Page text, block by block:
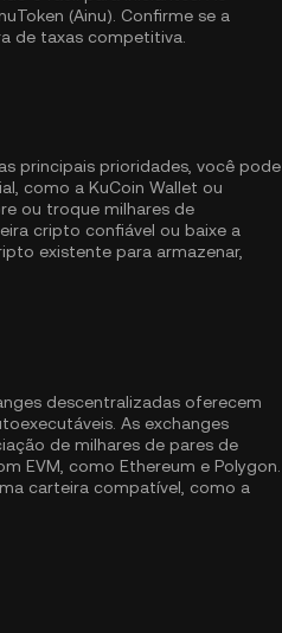
(Ainu). Confirme se a
de taxas competitiva.
principais prioridades, você pode
como a KuCoin Wallet ou
ou troque milhares de
cripto confiável ou baixe a
existente para armazenar,
descentralizadas oferecem
As exchanges
de milhares de pares de
EVM, como Ethereum e Polygon
carteira compatível, como a